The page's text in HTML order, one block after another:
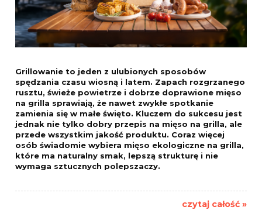
Grillowanie to jeden z ulubionych sposobów
spędzania czasu wiosną i latem. Zapach rozgrzanego
rusztu, świeże powietrze i dobrze doprawione mięso
na grilla sprawiają, że nawet zwykłe spotkanie
zamienia się w małe święto. Kluczem do sukcesu jest
jednak nie tylko dobry przepis na mięso na grilla, ale
przede wszystkim jakość produktu. Coraz więcej
osób świadomie wybiera mięso ekologiczne na grilla,
które ma naturalny smak, lepszą strukturę i nie
wymaga sztucznych polepszaczy.
czytaj całość »